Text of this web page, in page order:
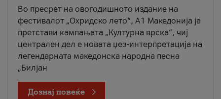
Во пресрет на овогодишното издание на
фестивалот „Охридско лето“, А1 Македонија ја
претстави кампањата „Културна врска“, чиј
централен дел е новата џез-интерпретација на
легендарната македонска народна песна
„Билјан
Дознај повеќе